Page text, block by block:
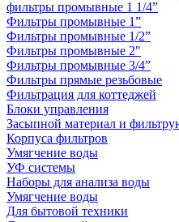
фильтры промывные 1 1/4”
Фильтры промывные 1”
Фильтры промывные 1/2”
Фильтры промывные 2"
Фильтры промывные 3/4”
Фильтры прямые резьбовые
Фильтрация для коттеджей
Блоки управления
Засыпной материал и
Корпуса фильтров
Умягчение воды
УФ системы
Наборы для анализа воды
Умягчение воды
Для бытовой техники